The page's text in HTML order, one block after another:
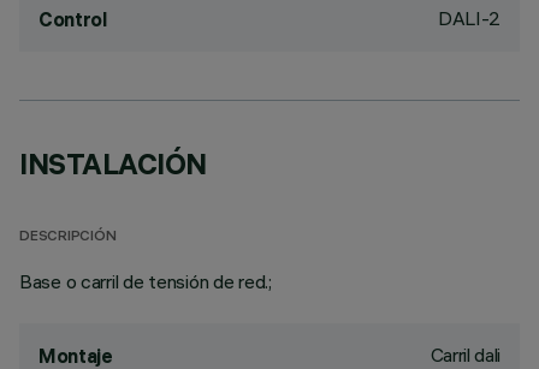
Control DALI-2
INSTALACIÓN
DESCRIPCIÓN
Base o carril de tensión de red.;
Montaje Carril dali